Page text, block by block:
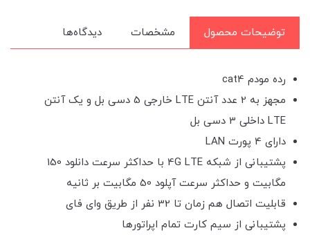
توضیحات محصول مشخصات دیدگاه‌ها
رده مودم cat4
مجهز به 2 عدد آنتن LTE خارجی 5 دسی بل و یک آنتن
LTE داخلی 3 دسی بل
دارای 4 پورت LAN
پشتیبانی از شبکه 4G LTE با حداکثر سرعت دانلود 150
مگابیت و حداکثر سرعت آپلود 50 مگابیت بر ثانیه
قابلیت اتصال هم زمان تا 32 نفر از طریق وای فای
پشتیبانی از سیم کارت تمام اپراتورها